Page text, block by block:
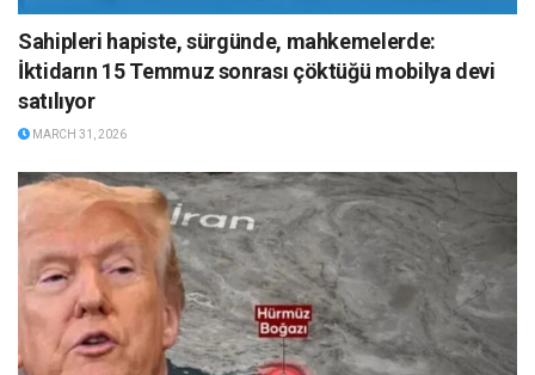
Sahipleri hapiste, sürgünde, mahkemelerde:
İktidarın 15 Temmuz sonrası çöktüğü mobilya devi
satılıyor
MARCH 31, 2026